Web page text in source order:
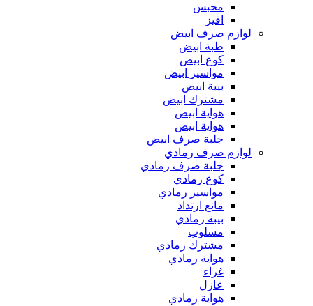
محبس
افيز
لوازم صرف ابيض
طبة ابيض
كوع ابيض
مواسير ابيض
بيبة ابيض
مشترك ابيض
هواية ابيض
هواية ابيض
جلبة صرف ابيض
لوازم صرف رمادي
جلبة صرف رمادي
كوع رمادي
مواسير رمادي
مانع ارتداد
بيبة رمادي
مسلوب
مشترك رمادي
هواية رمادي
غراء
عازل
هواية رمادي